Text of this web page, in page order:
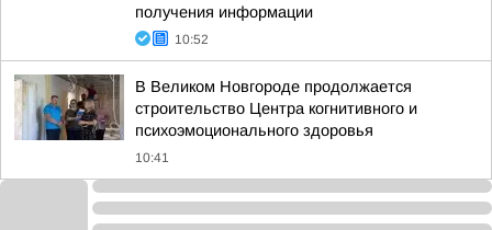
получения информации
10:52
В Великом Новгороде продолжается
строительство Центра когнитивного и
психоэмоционального здоровья
10:41